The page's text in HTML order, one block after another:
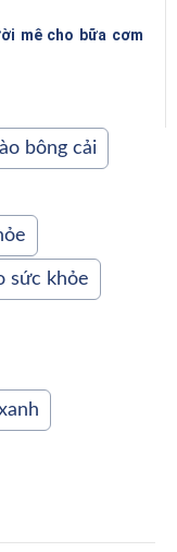
mê cho bữa cơm
bông cải
sức khỏe